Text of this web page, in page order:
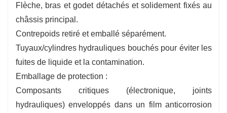
Flèche, bras et godet détachés et solidement fixés au
châssis principal.
Contrepoids retiré et emballé séparément.
Tuyaux/cylindres hydrauliques bouchés pour éviter les
fuites de liquide et la contamination.
Emballage de protection :
Composants critiques (électronique, joints
hydrauliques) enveloppés dans un film anticorrosion